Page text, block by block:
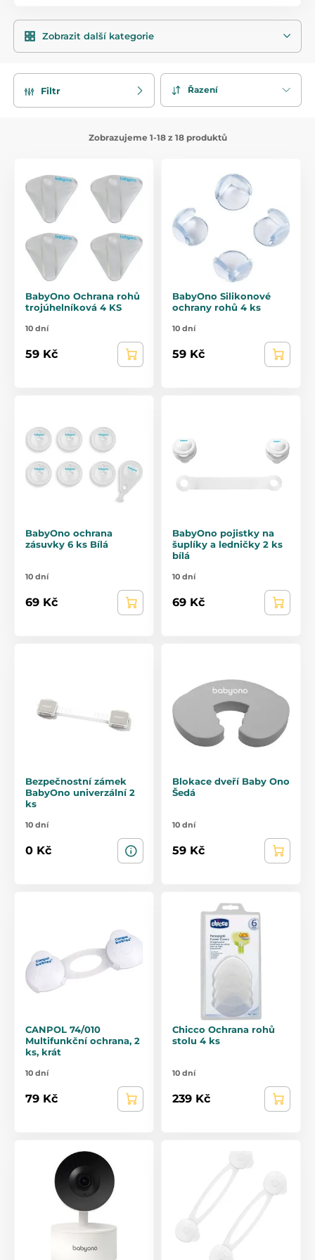
monitorem dechu,monitory dechupopř.videochůvičky.
Zobrazit další kategorie
Filtr Řazení
Zobrazujeme 1-18 z 18 produktů
BabyOno Ochrana rohů
trojúhelníková 4 KS
10 dní
59 Kč
BabyOno Silikonové
ochrany rohů 4 ks
10 dní
59 Kč
BabyOno ochrana
zásuvky 6 ks Bílá
10 dní
69 Kč
BabyOno pojistky na
šuplíky a ledničky 2 ks
bílá
10 dní
69 Kč
Bezpečnostní zámek
BabyOno univerzální 2
ks
10 dní
0 Kč
Blokace dveří Baby Ono
Šedá
10 dní
59 Kč
CANPOL 74/010
Multifunkční ochrana, 2
ks, krát
10 dní
79 Kč
Chicco Ochrana rohů
stolu 4 ks
10 dní
239 Kč